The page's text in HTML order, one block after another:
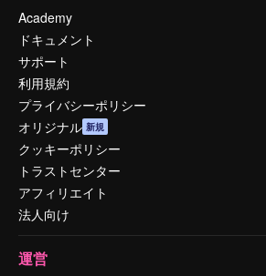
Academy
ドキュメント
サポート
利用規約
プライバシーポリシー
オリジナル 新規
クッキーポリシー
トラストセンター
アフィリエイト
法人向け
運営